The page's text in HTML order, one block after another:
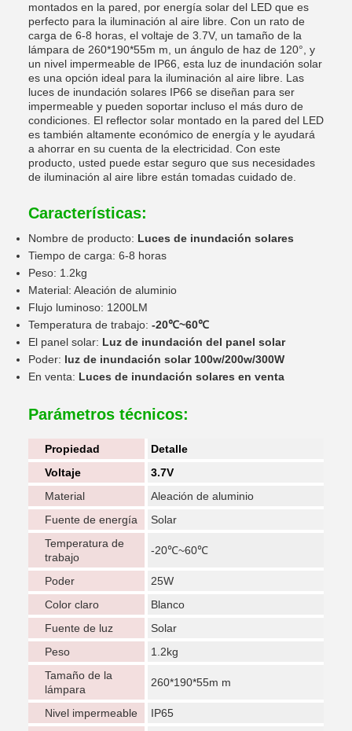
montados en la pared, por energía solar del LED que es
perfecto para la iluminación al aire libre. Con un rato de
carga de 6-8 horas, el voltaje de 3.7V, un tamaño de la
lámpara de 260*190*55m m, un ángulo de haz de 120°, y
un nivel impermeable de IP66, esta luz de inundación solar
es una opción ideal para la iluminación al aire libre. Las
luces de inundación solares IP66 se diseñan para ser
impermeable y pueden soportar incluso el más duro de
condiciones. El reflector solar montado en la pared del LED
es también altamente económico de energía y le ayudará
a ahorrar en su cuenta de la electricidad. Con este
producto, usted puede estar seguro que sus necesidades
de iluminación al aire libre están tomadas cuidado de.
Características:
Nombre de producto: Luces de inundación solares
Tiempo de carga: 6-8 horas
Peso: 1.2kg
Material: Aleación de aluminio
Flujo luminoso: 1200LM
Temperatura de trabajo: -20℃~60℃
El panel solar: Luz de inundación del panel solar
Poder: luz de inundación solar 100w/200w/300W
En venta: Luces de inundación solares en venta
Parámetros técnicos:
Propiedad
Detalle
Voltaje
3.7V
Material
Aleación de aluminio
Fuente de energía
Solar
Temperatura de
trabajo
-20℃~60℃
Poder
25W
Color claro
Blanco
Fuente de luz
Solar
Peso
1.2kg
Tamaño de la
lámpara
260*190*55m m
Nivel impermeable
IP65